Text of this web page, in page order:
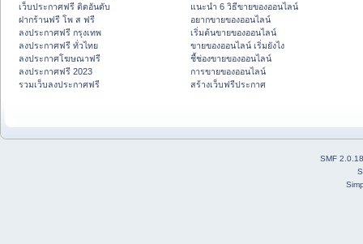
เว็บประกาศฟรี ติดอันดับ
ฝากร้านฟรี โพ ส ฟรี
ลงประกาศฟรี กรุงเทพ
ลงประกาศฟรี ทั่วไทย
ลงประกาศโฆษณาฟรี
ลงประกาศฟรี 2023
รวมเว็บลงประกาศฟรี
แนะนำ 6 วิธีขายของออนไลน์
อยากขายของออนไลน์
เริ่มต้นขายของออนไลน์
ขายของออนไลน์ เริ่มยังไง
ชี้ช่องขายของออนไลน์
การขายของออนไลน์
สร้างเว็บฟรีประกาศ
SMF 2.0.18